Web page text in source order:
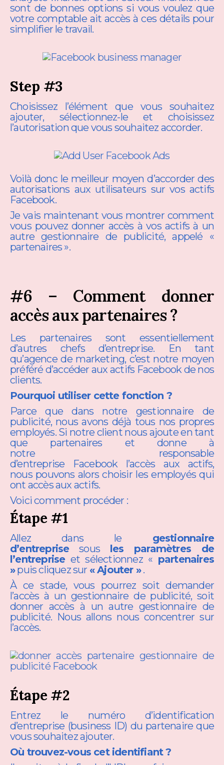
sont de bonnes options si vous voulez que
votre comptable ait accès à ces détails pour
simplifier le travail.
Step #3
Choisissez l’élément que vous souhaitez
ajouter, sélectionnez-le et choisissez
l’autorisation que vous souhaitez accorder.
Voilà donc le meilleur moyen d’accorder des
autorisations aux utilisateurs sur vos actifs
Facebook.
Je vais maintenant vous montrer comment
vous pouvez donner accès à vos actifs à un
autre gestionnaire de publicité, appelé «
partenaires ».
#6 – Comment donner
accès aux partenaires ?
Les partenaires sont essentiellement
d’autres chefs d’entreprise. En tant
qu’agence de marketing, c’est notre moyen
préféré d’accéder aux actifs Facebook de nos
clients.
Pourquoi utiliser cette fonction ?
Parce que dans notre gestionnaire de
publicité, nous avons déjà tous nos propres
employés. Si notre client nous ajoute en tant
que partenaires et donne à
notre responsable
d’entreprise Facebook l’accès aux actifs,
nous pouvons alors choisir les employés qui
ont accès aux actifs.
Voici comment procéder :
Étape #1
Allez dans le gestionnaire
d’entreprisesous les paramètres de
l’entrepriseet sélectionnez « partenaires
»puis cliquez sur « Ajouter ».
À ce stade, vous pourrez soit demander
l’accès à un gestionnaire de publicité, soit
donner accès à un autre gestionnaire de
publicité. Nous allons nous concentrer sur
l’accès.
Étape #2
Entrez le numéro d’identification
d’entreprise (business ID) du partenaire que
vous souhaitez ajouter.
Où trouvez-vous cet identifiant ?